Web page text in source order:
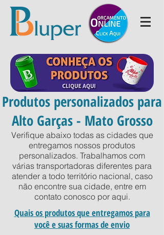
Produtos personalizados para
Alto Garças - Mato Grosso
Verifique abaixo todas as cidades que
entregamos nossos produtos
personalizados. Trabalhamos com
várias transportadoras diferentes para
atender a todo território nacional, caso
não encontre sua cidade, entre em
contato conosco por aqui.
Quais os produtos que entregamos para
você e suas formas de envio